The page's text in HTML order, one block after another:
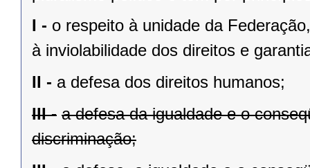
I - o respeito à unidade da
à inviolabilidade dos direitos e
II - a defesa dos direitos humanos;
III - a defesa da igualdade e o
discriminação;